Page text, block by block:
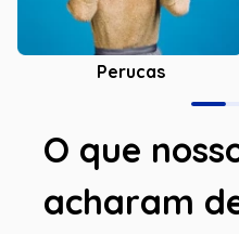
Perucas
O que
acharam